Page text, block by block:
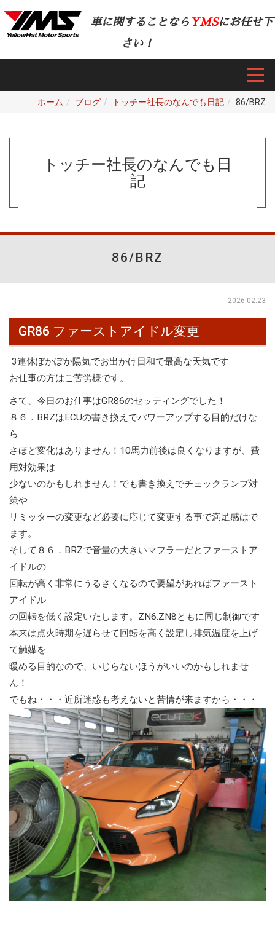
車に関することなら YMSにお任せ下
さい！
ホーム ブログ トッチー社長のなんでも日記 86/BRZ
トッチー社長のなんでも日
記
86/BRZ
2026.02.23
GR86 ファーストアイドル変更
3連休ぽかぽか陽気でお出かけ日和で最高な天気です
お仕事の方はご苦労様です。
さて、今日のお仕事はGR86のセッティングでした！
８６．BRZはECUの書き換えでパワーアップする目的だけな
ら
さほど変化はありません！10馬力前後は良くなりますが、費
用対効果は
少ないのかもしれません！でも書き換えでチェックランプ対
策や
リミッターの変更など必要に応じて変更する事で満足感はで
ます。
そして８６．BRZで音量の大きいマフラーだとファーストア
イドルの
回転が高く非常にうるさくなるので要望があればファースト
アイドル
の回転を低く設定いたします。ZN6.ZN8ともに同じ制御です
本来は点火時期を遅らせて回転を高く設定し排気温度を上げ
て触媒を
暖める目的なので、いじらないほうがいいのかもしれませ
ん！
でもね・・・近所迷惑も考えないと苦情が来ますから・・・